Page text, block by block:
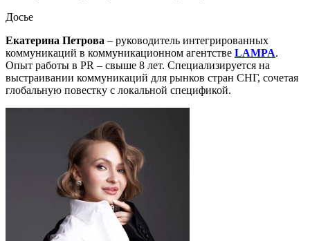
Досье
Екатерина Петрова – руководитель интегрированных
коммуникаций в коммуникационном агентстве LAMPA.
Опыт работы в PR – свыше 8 лет. Специализируется на
выстраивании коммуникаций для рынков стран СНГ, сочетая
глобальную повестку с локальной спецификой.